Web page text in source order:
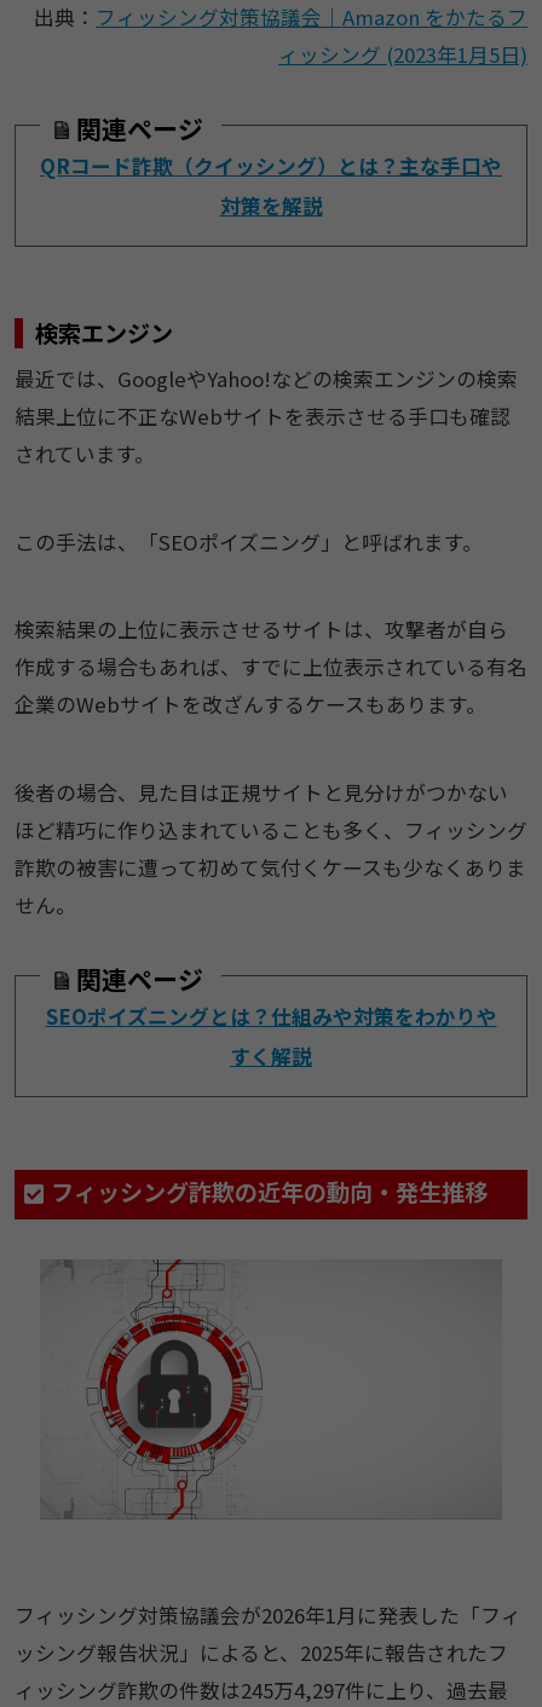
出典： フィッシング対策協議会｜Amazon をかたるフ
ィッシング (2023年1月5日)
関連ページ
QRコード詐欺（クイッシング）とは？主な手口や
対策を解説
検索エンジン
最近では、GoogleやYahoo!などの検索エンジンの検索
結果上位に不正なWebサイトを表示させる手口も確認
されています。
この手法は、「SEOポイズニング」と呼ばれます。
検索結果の上位に表示させるサイトは、攻撃者が自ら
作成する場合もあれば、すでに上位表示されている有名
企業のWebサイトを改ざんするケースもあります。
後者の場合、見た目は正規サイトと見分けがつかない
ほど精巧に作り込まれていることも多く、フィッシング
詐欺の被害に遭って初めて気付くケースも少なくありま
せん。
関連ページ
SEOポイズニングとは？仕組みや対策をわかりや
すく解説
フィッシング詐欺の近年の動向・発生推移
フィッシング対策協議会が2026年1月に発表した「フィ
ッシング報告状況」によると、2025年に報告されたフ
ィッシング詐欺の件数は245万4,297件に上り、過去最